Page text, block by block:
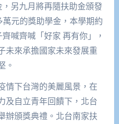
另九月將再隨扶助金頒發
元的獎助學金，本學期約
喊齊喊「好家 再有你」，
未來承擔國家未來發展重
。
情下台灣的美麗風景，在
及自立青年回饋下，北台
辦頒獎典禮。北台南家扶